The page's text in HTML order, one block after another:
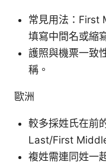
常見用法：First
填寫中間名或縮
護照與機票一致
稱。
歐洲
較多採姓氏在前
Last/First
複姓需連同姓一